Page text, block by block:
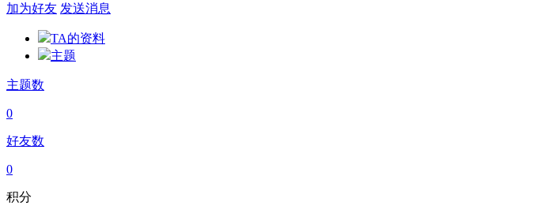
加为好友 发送消息
TA的资料
主题
主题数
0
好友数
0
积分